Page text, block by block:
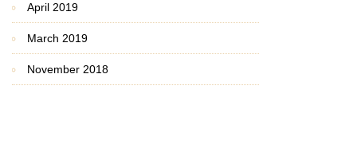
April 2019
March 2019
November 2018